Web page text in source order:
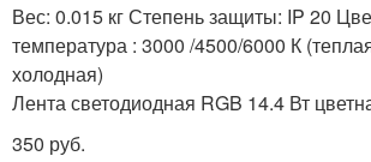
Вес: 0.015 кг Степень защиты: IP 20
температура : 3000 /4500/6000 К
холодная)
Лента светодиодная RGB 14.4 Вт
350 руб.